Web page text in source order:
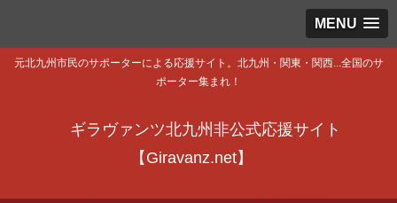
MENU
元北九州市民のサポーターによる応援サイト。北九州・関東・関西...全国のサ
ポーター集まれ！
ギラヴァンツ北九州非公式応援サイト
【Giravanz.net】